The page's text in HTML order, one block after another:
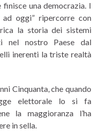
una democrazia. I
oggi” ripercorre con
la storia dei sistemi
nel nostro Paese dal
inerenti la triste realtà
Cinquanta, che quando
elettorale lo si fa
la maggioranza l’ha
in sella.